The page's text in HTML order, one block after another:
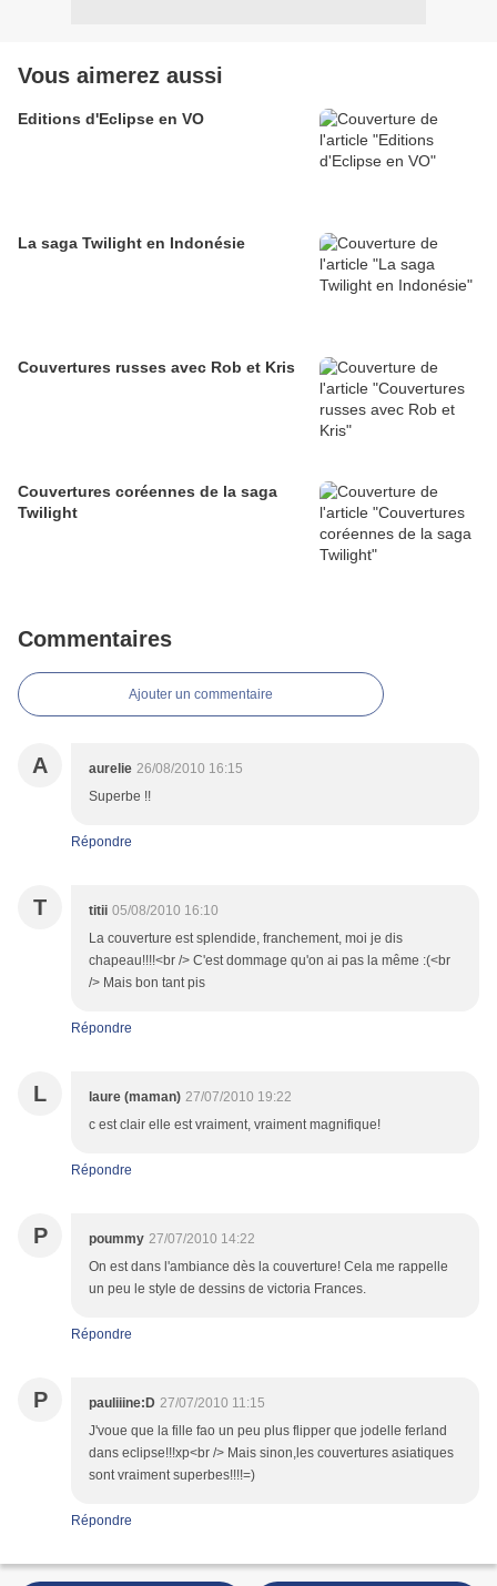
Vous aimerez aussi
Editions d'Eclipse en VO
La saga Twilight en Indonésie
Couvertures russes avec Rob et Kris
Couvertures coréennes de la saga
Twilight
Commentaires
Ajouter un commentaire
A aurelie 26/08/2010 16:15
Superbe !!
Répondre
T titii 05/08/2010 16:10
La couverture est splendide, franchement, moi je dis
chapeau!!!!<br /> C'est dommage qu'on ai pas la même :(<br
/> Mais bon tant pis
Répondre
L laure (maman) 27/07/2010 19:22
c est clair elle est vraiment, vraiment magnifique!
Répondre
P poummy 27/07/2010 14:22
On est dans l'ambiance dès la couverture! Cela me rappelle
un peu le style de dessins de victoria Frances.
Répondre
P pauliiine:D 27/07/2010 11:15
J'voue que la fille fao un peu plus flipper que jodelle ferland
dans eclipse!!!xp<br /> Mais sinon,les couvertures asiatiques
sont vraiment superbes!!!!=)
Répondre